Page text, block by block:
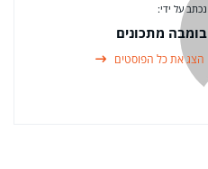
נכתב על ידי:
בומבה מתכונים
הצג את כל הפוסטים